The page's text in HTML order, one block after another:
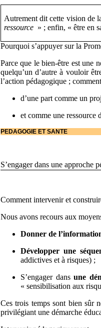
Autrement dit cette vision de
ressource » ; enfin, « être en
Pourquoi s’appuyer sur la
Parce que le bien-être est une
quelqu’un d’autre à vouloir
l’action pédagogique ;
d’une part comme un
et comme une ressource
PEDAGOGIE ET SANTE
S’engager dans une approche
Comment intervenir et
Nous avons recours aux
Donner de
Développer une
addictives et à risques) ;
S’engager dansune
« sensibilisation aux
Ces trois temps sont bien sûr
privilégiant une démarche